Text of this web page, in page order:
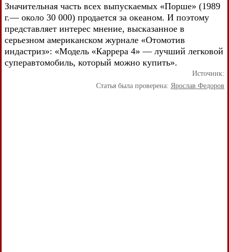
Значительная часть всех выпускаемых «Порше» (1989
г.— около 30 000) продается за океаном. И поэтому
представляет интерес мнение, высказанное в
серьезном американском журнале «Отомотив
индастриз»: «Модель «Каррера 4» — лучший легковой
суперавтомобиль, который можно купить».
Источник:
Статья была проверена: Ярослав Федоров